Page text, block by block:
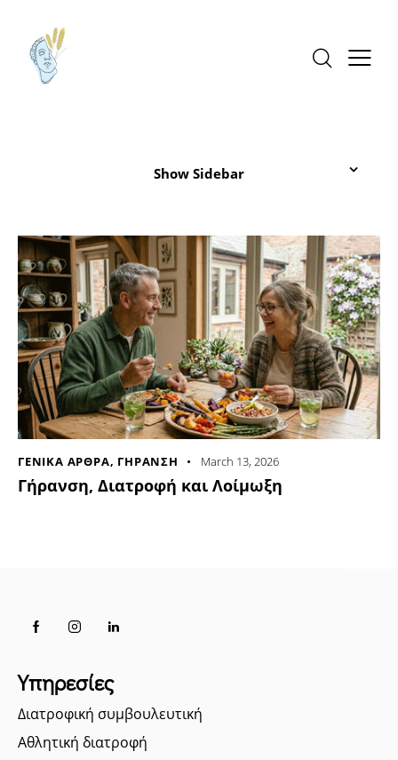
ΓΕΝΙΚΑ ΑΡΘΡΑ, ΓΗΡΑΝΣΗ March 13, 2026
Γήρανση, Διατροφή και Λοίμωξη
Show Sidebar
Υπηρεσίες
Διατροφική συμβουλευτική
Αθλητική διατροφή